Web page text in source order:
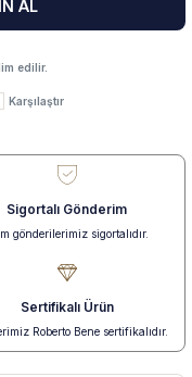
AL
edilir.
Karşılaştır
Sigortalı Gönderim
gönderilerimiz sigortalıdır.
Sertifikalı Ürün
Roberto Bene sertifikalıdır.